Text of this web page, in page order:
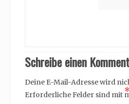
Schreibe einen
Deine E-Mail-Adresse wird
Erforderliche Felder sind mit